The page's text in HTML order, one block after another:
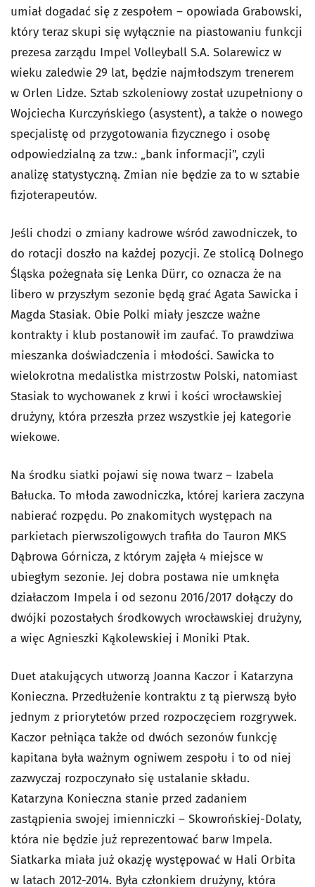
umiał dogadać się z zespołem – opowiada Grabowski,
który teraz skupi się wyłącznie na piastowaniu funkcji
prezesa zarządu Impel Volleyball S.A. Solarewicz w
wieku zaledwie 29 lat, będzie najmłodszym trenerem
w Orlen Lidze. Sztab szkoleniowy został uzupełniony o
Wojciecha Kurczyńskiego (asystent), a także o nowego
specjalistę od przygotowania fizycznego i osobę
odpowiedzialną za tzw.: „bank informacji”, czyli
analizę statystyczną. Zmian nie będzie za to w sztabie
fizjoterapeutów.
Jeśli chodzi o zmiany kadrowe wśród zawodniczek, to
do rotacji doszło na każdej pozycji. Ze stolicą Dolnego
Śląska pożegnała się Lenka Dürr, co oznacza że na
libero w przyszłym sezonie będą grać Agata Sawicka i
Magda Stasiak. Obie Polki miały jeszcze ważne
kontrakty i klub postanowił im zaufać. To prawdziwa
mieszanka doświadczenia i młodości. Sawicka to
wielokrotna medalistka mistrzostw Polski, natomiast
Stasiak to wychowanek z krwi i kości wrocławskiej
drużyny, która przeszła przez wszystkie jej kategorie
wiekowe.
Na środku siatki pojawi się nowa twarz – Izabela
Bałucka. To młoda zawodniczka, której kariera zaczyna
nabierać rozpędu. Po znakomitych występach na
parkietach pierwszoligowych trafiła do Tauron MKS
Dąbrowa Górnicza, z którym zajęła 4 miejsce w
ubiegłym sezonie. Jej dobra postawa nie umknęła
działaczom Impela i od sezonu 2016/2017 dołączy do
dwójki pozostałych środkowych wrocławskiej drużyny,
a więc Agnieszki Kąkolewskiej i Moniki Ptak.
Duet atakujących utworzą Joanna Kaczor i Katarzyna
Konieczna. Przedłużenie kontraktu z tą pierwszą było
jednym z priorytetów przed rozpoczęciem rozgrywek.
Kaczor pełniąca także od dwóch sezonów funkcję
kapitana była ważnym ogniwem zespołu i to od niej
zazwyczaj rozpoczynało się ustalanie składu.
Katarzyna Konieczna stanie przed zadaniem
zastąpienia swojej imienniczki – Skowrońskiej-Dolaty,
która nie będzie już reprezentować barw Impela.
Siatkarka miała już okazję występować w Hali Orbita
w latach 2012-2014. Była członkiem drużyny, która